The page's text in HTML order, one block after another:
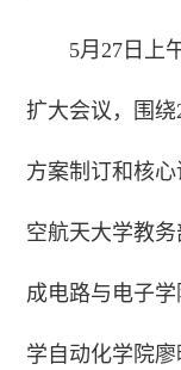
5月27日上
扩大会议， 围
方案制订和核
空航天大学教
成电路与电子
学自动化学院